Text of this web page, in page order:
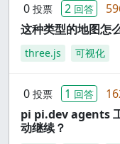
0 投票 2 回答
这种类型的地图怎
three.js 可视化
0 投票 1 回答
pi pi.dev agents
动继续？